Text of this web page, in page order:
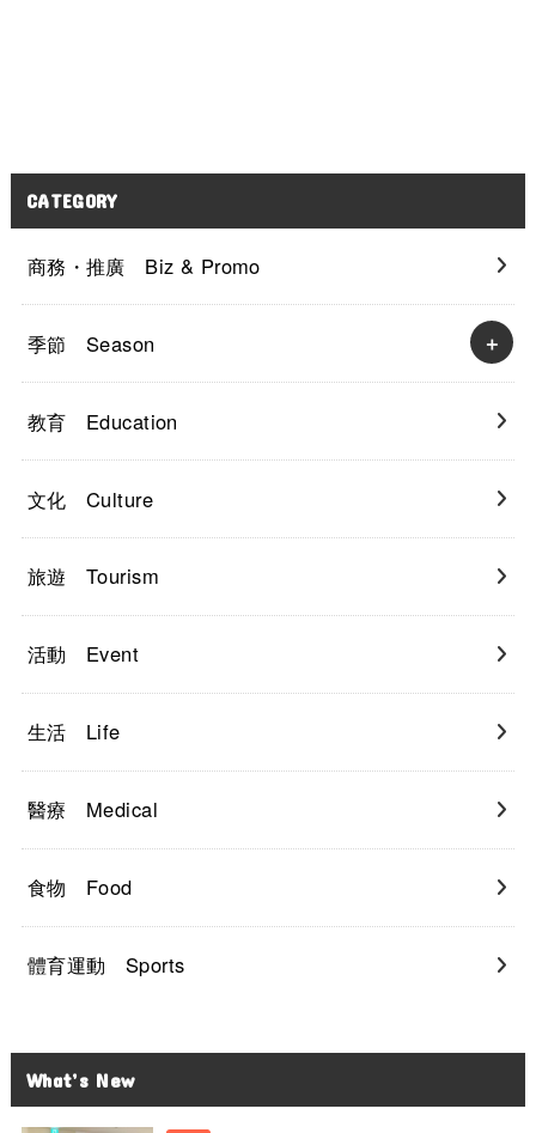
CATEGORY
商務・推廣 Biz & Promo
季節 Season
教育 Education
文化 Culture
旅遊 Tourism
活動 Event
生活 Life
醫療 Medical
食物 Food
體育運動 Sports
What’s New